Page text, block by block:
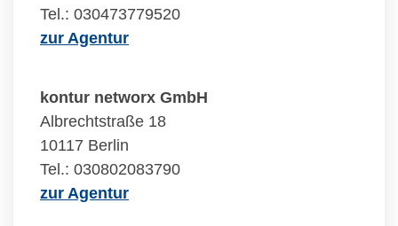
Tel.: 030473779520
zur Agentur
kontur networx GmbH
Albrechtstraße 18
10117 Berlin
Tel.: 030802083790
zur Agentur